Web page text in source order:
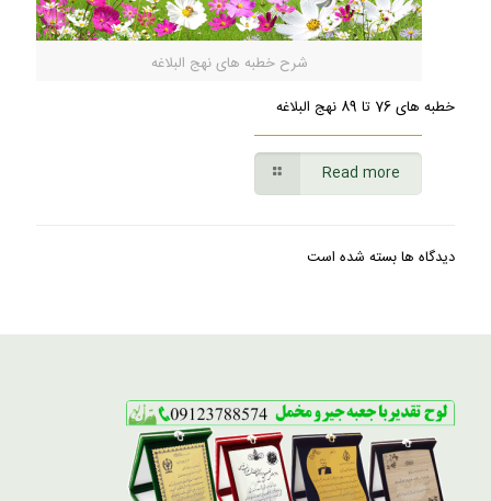
شرح خطبه های نهج البلاغه
خطبه های 76 تا 89 نهج البلاغه
Read more
دیدگاه ها بسته شده است